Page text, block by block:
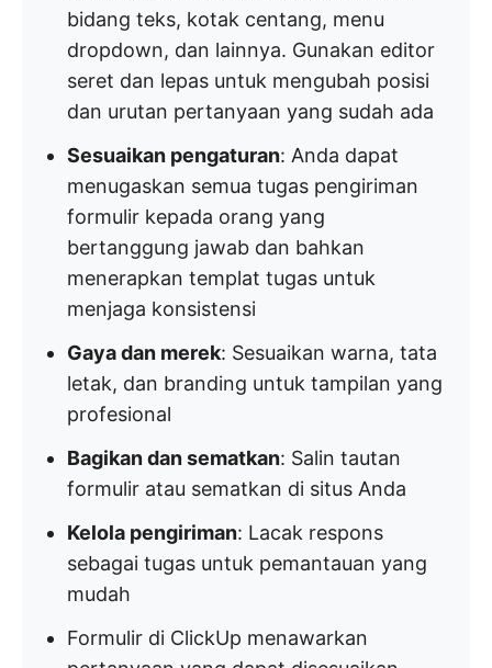
bidang teks, kotak centang, menu
dropdown, dan lainnya. Gunakan editor
seret dan lepas untuk mengubah posisi
dan urutan pertanyaan yang sudah ada
Sesuaikan pengaturan: Anda dapat
menugaskan semua tugas pengiriman
formulir kepada orang yang
bertanggung jawab dan bahkan
menerapkan templat tugas untuk
menjaga konsistensi
Gaya dan merek: Sesuaikan warna, tata
letak, dan branding untuk tampilan yang
profesional
Bagikan dan sematkan: Salin tautan
formulir atau sematkan di situs Anda
Kelola pengiriman: Lacak respons
sebagai tugas untuk pemantauan yang
mudah
Formulir di ClickUp menawarkan